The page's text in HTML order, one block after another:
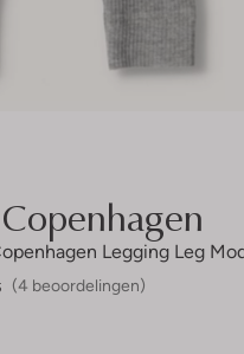
Legging Leg
(4 beoordelingen)